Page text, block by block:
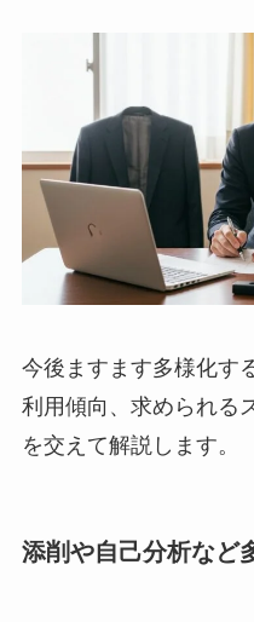
今後ますます多様化す
利用傾向、求められる
を交えて解説します。
添削や自己分析など